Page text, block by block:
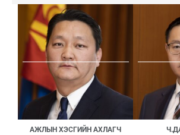
36-Р ТОГТООЛЫН ШАЛГУУР ҮЗҮҮЛЭЛТИЙГ
ЖИЛИЙН ХҮРЭХ ТҮВШИНГ ТОДОРХОЙЛОХ
36-Р ТОГТООЛЫН ХЭРЭГЖИЛТЭД ХЯНАЛТ,
ҮНЭЛГЭЭ ХИЙХ, ХЭРЭГЖИЛТИЙН ТАЙЛАНГ
АЖЛЫН ХЭСГИЙН АХЛАГЧ